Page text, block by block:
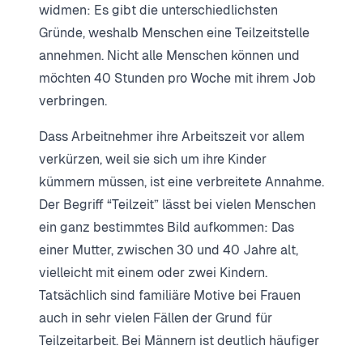
widmen: Es gibt die unterschiedlichsten
Gründe, weshalb Menschen eine Teilzeitstelle
annehmen. Nicht alle Menschen können und
möchten 40 Stunden pro Woche mit ihrem Job
verbringen.
Dass Arbeitnehmer ihre Arbeitszeit vor allem
verkürzen, weil sie sich um ihre Kinder
kümmern müssen, ist eine verbreitete Annahme.
Der Begriff “Teilzeit” lässt bei vielen Menschen
ein ganz bestimmtes Bild aufkommen: Das
einer Mutter, zwischen 30 und 40 Jahre alt,
vielleicht mit einem oder zwei Kindern.
Tatsächlich sind familiäre Motive bei Frauen
auch in sehr vielen Fällen der Grund für
Teilzeitarbeit. Bei Männern ist deutlich häufiger